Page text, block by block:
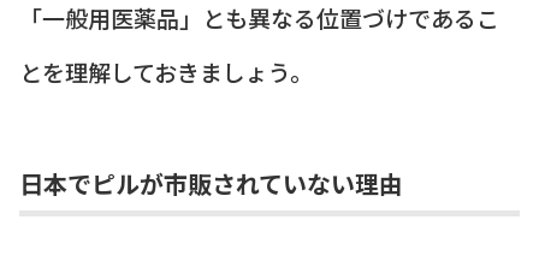
「一般用医薬品」とも異なる位置づけであるこ
とを理解しておきましょう。
日本でピルが市販されていない理由